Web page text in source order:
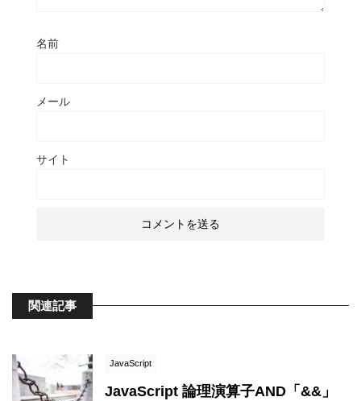
名前
メール
サイト
関連記事
JavaScript
JavaScript 論理演算子AND「&&」